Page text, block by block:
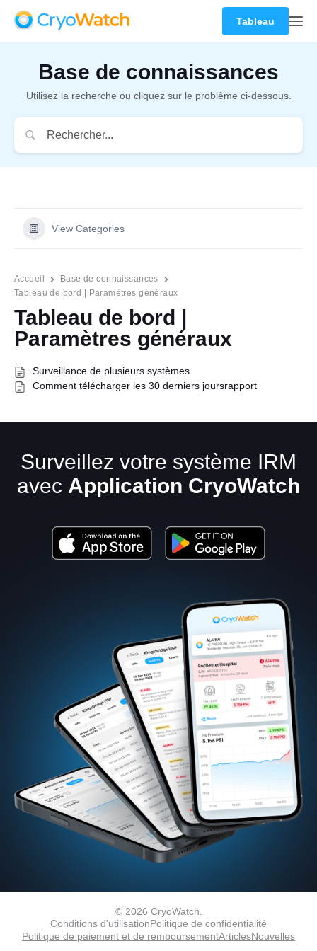
Français
Tableau
Base de connaissances
Utilisez la recherche ou cliquez sur le problème ci-dessous.
View Categories
Accueil
Base de connaissances
Tableau de bord | Paramètres généraux
Tableau de bord |
Paramètres généraux
Surveillance de plusieurs systèmes
Comment télécharger les 30 derniers joursrapport
Surveillez votre système IRM
avec Application CryoWatch
© 2026 CryoWatch.
Conditions d’utilisationPolitique de confidentialité
Politique de paiement et de remboursementArticlesNouvelles